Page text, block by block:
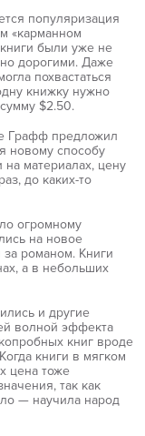
популяризация
«карманном
были уже не
дорогими. Даже
похвастаться
книжку нужно
$2.50.
Графф предложил
новому способу
на материалах, цену
до каких-то
огромному
на новое
романом. Книги
а в небольших
и другие
волной эффекта
книг вроде
книги в мягком
цена тоже
так как
— научила народ